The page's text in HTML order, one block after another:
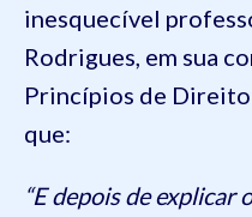
inesquecível
Rodrigues, em sua
Princípios de
que:
“E depois de explicar